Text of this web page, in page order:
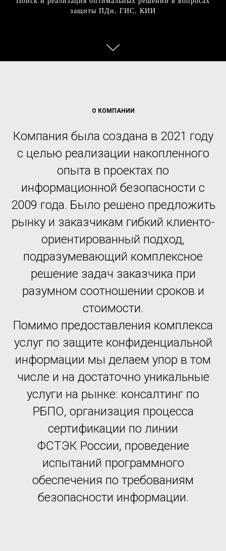
защиты ПДн, ГИС, КИИ
О КОМПАНИИ
Компания была создана в 2021 году
с целью реализации накопленного
опыта в проектах по
информационной безопасности с
2009 года. Было решено предложить
рынку и заказчикам гибкий клиенто-
ориентированный подход,
подразумевающий комплексное
решение задач заказчика при
разумном соотношении сроков и
стоимости.
Помимо предоставления комплекса
услуг по защите конфиденциальной
информации мы делаем упор в том
числе и на достаточно уникальные
услуги на рынке: консалтинг по
РБПО, организация процесса
сертификации по линии
ФСТЭК России, проведение
испытаний программного
обеспечения по требованиям
безопасности информации.